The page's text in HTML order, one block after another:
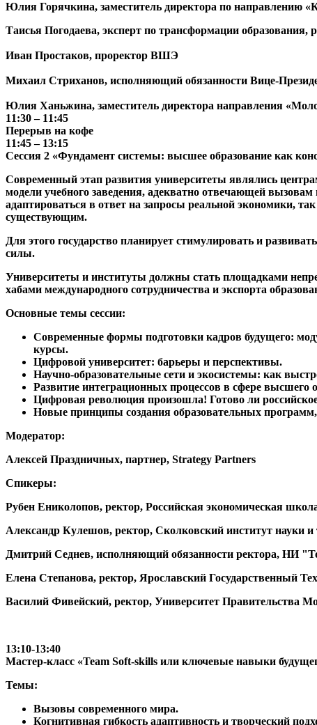
Юлия Горячкина, заместитель директора по
Таисья Погодаева, эксперт по трансформации
Иван Простаков, проректор ВШЭ
Михаил Стриханов, исполняющий обязанности Вице-
Юлия Ханьжина, заместитель директора направления
11:30 – 11:45
Перерыв на кофе
11:45 – 13:15
Сессия 2 «Фундамент системы: высшее образование как
Современный этап развития университеты являлись
модели учебного заведения, адекватно отвечающей
адаптироваться в ответ на запросы реальной экономики,
существующим.
Для этого государство планирует стимулировать и
силы.
Университеты и институты должны стать площадками
хабами международного сотрудничества и экспорта
Основные темы сессии:
Современные формы подготовки кадров будущего:
курсы.
Цифровой университет: барьеры и перспективы.
Научно-образовательные сети и экосистемы: как
Развитие интеграционных процессов в сфере высшего
Цифровая революция произошла! Готово ли
Новые принципы создания образовательных
Модератор:
Алексей Праздничных, партнер, Strategy Partners
Спикеры:
Рубен Ениколопов, ректор, Российская экономическая
Александр Кулешов, ректор, Сколковский институт науки и
Дмитрий Седнев, исполняющий обязанности ректора, НИ
Елена Степанова, ректор, Ярославский Государственный
Василий Фивейский, ректор, Университет Правительства
13:10-13:40
Мастер-класс «Team Soft-skills или ключевые навыки
Темы:
Вызовы современного мира.
Когнитивная гибкость адаптивность и творческий